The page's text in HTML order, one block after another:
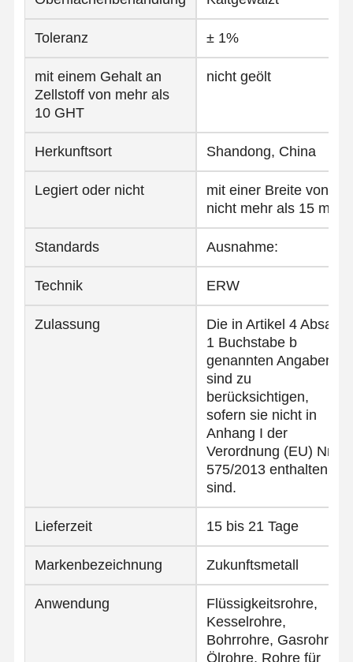
Aluminiumstangen und -spulen
Kupferstreifen und Kupferstangen
Zinkbarren
Blei-Ingots und Blei-Platten
Toleranz ± 1%
mit einem Gehalt an
Zellstoff von mehr als
10 GHT
nicht geölt
Herkunftsort Shandong, China
Legiert oder nicht
mit einer Breite von
nicht mehr als 15 mm
Standards Ausnahme:
Technik ERW
Zulassung
Die in Artikel 4 Absatz
1 Buchstabe b
genannten Angaben
sind zu
berücksichtigen,
sofern sie nicht in
Anhang I der
Verordnung (EU) Nr.
575/2013 enthalten
sind.
Lieferzeit 15 bis 21 Tage
Markenbezeichnung Zukunftsmetall
Anwendung
Flüssigkeitsrohre,
Kesselrohre,
Bohrrohre, Gasrohre,
Ölrohre, Rohre für